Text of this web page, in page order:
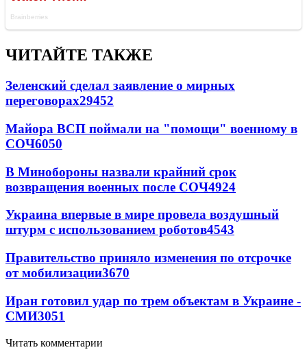
ЧИТАЙТЕ ТАКЖЕ
Зеленский сделал заявление о мирных
переговорах29452
Майора ВСП поймали на "помощи" военному в
СОЧ6050
В Минобороны назвали крайний срок
возвращения военных после СОЧ4924
Украина впервые в мире провела воздушный
штурм с использованием роботов4543
Правительство приняло изменения по отсрочке
от мобилизации3670
Иран готовил удар по трем объектам в Украине -
СМИ3051
Читать комментарии